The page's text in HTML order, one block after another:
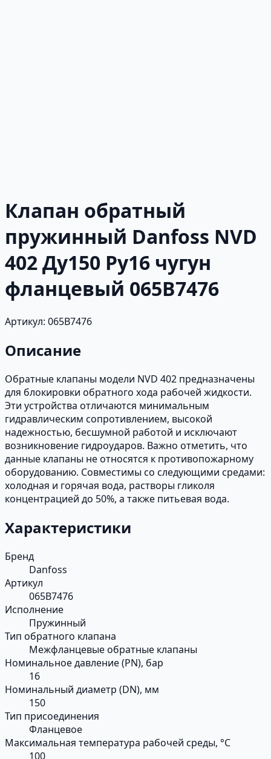
Клапан обратный
пружинный Danfoss NVD
402 Ду150 Ру16 чугун
фланцевый 065B7476
Артикул: 065B7476
Описание
Обратные клапаны модели NVD 402 предназначены
для блокировки обратного хода рабочей жидкости.
Эти устройства отличаются минимальным
гидравлическим сопротивлением, высокой
надежностью, бесшумной работой и исключают
возникновение гидроударов. Важно отметить, что
данные клапаны не относятся к противопожарному
оборудованию. Совместимы со следующими средами:
холодная и горячая вода, растворы гликоля
концентрацией до 50%, а также питьевая вода.
Характеристики
Бренд
Danfoss
Артикул
065B7476
Исполнение
Пружинный
Тип обратного клапана
Межфланцевые обратные клапаны
Номинальное давление (PN), бар
16
Номинальный диаметр (DN), мм
150
Тип присоединения
Фланцевое
Максимальная температура рабочей среды, °С
100